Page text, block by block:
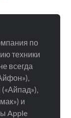
по
техники
всегда
(«Айпад»),
и
Apple